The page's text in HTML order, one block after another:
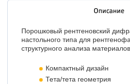
Описание
Порошковый рентгеновский
настольного типа для
структурного анализа
Компактный дизайн
Тета/тета геометрия